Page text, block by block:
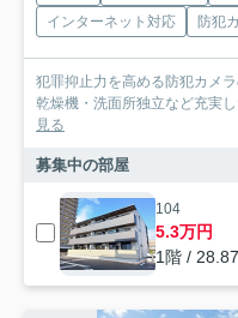
インターネット対応
防犯
犯罪抑止力を高める防犯カメ
乾燥機・洗面所独立など充実
見る
募集中の部屋
104
5.3万円
1階 /